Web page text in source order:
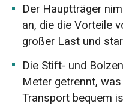
Der Hauptträger
an, die die Vorteile
großer Last und
Die Stift- und
Meter getrennt,
Transport bequem